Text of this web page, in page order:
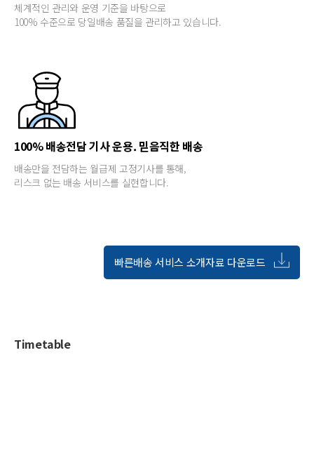
체계적인 관리와 운영 기준을 바탕으로
100% 수준으로 당일배송 품질을 관리하고 있습니다.
100% 배송전담 기사 운용. 믿음직한 배송
배송만을 전담하는 월급제 고정기사를 통해,
리스크 없는 배송 서비스를 실현합니다.
빠른배송 서비스 소개자료 다운로드
Timetable